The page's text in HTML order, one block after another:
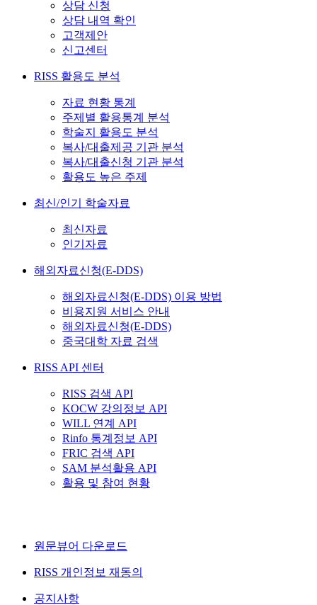
상담 신청
상담 내역 확인
고객제안
신고센터
RISS 활용도 분석
자료 현황 통계
주제별 활용통계 분석
학술지 활용도 분석
복사/대출제공 기관 분석
복사/대출신청 기관 분석
활용도 높은 주제
최신/인기 학술자료
최신자료
인기자료
해외자료신청(E-DDS)
해외자료신청(E-DDS) 이용 방법
비용지원 서비스 안내
해외자료신청(E-DDS)
중국대학 자료 검색
RISS API 센터
RISS 검색 API
KOCW 강의정보 API
WILL 연계 API
Rinfo 통계정보 API
FRIC 검색 API
SAM 분석활용 API
활용 및 참여 현황
원문뷰어 다운로드
RISS 개인정보 재동의
공지사항